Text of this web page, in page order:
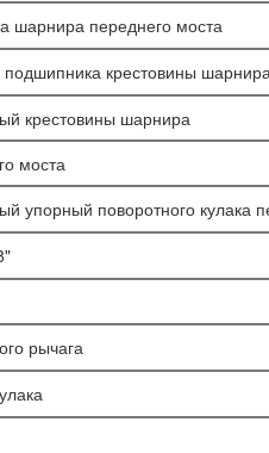
шарнира переднего моста
подшипника крестовины
крестовины шарнира
моста
упорный поворотного кулака
рычага